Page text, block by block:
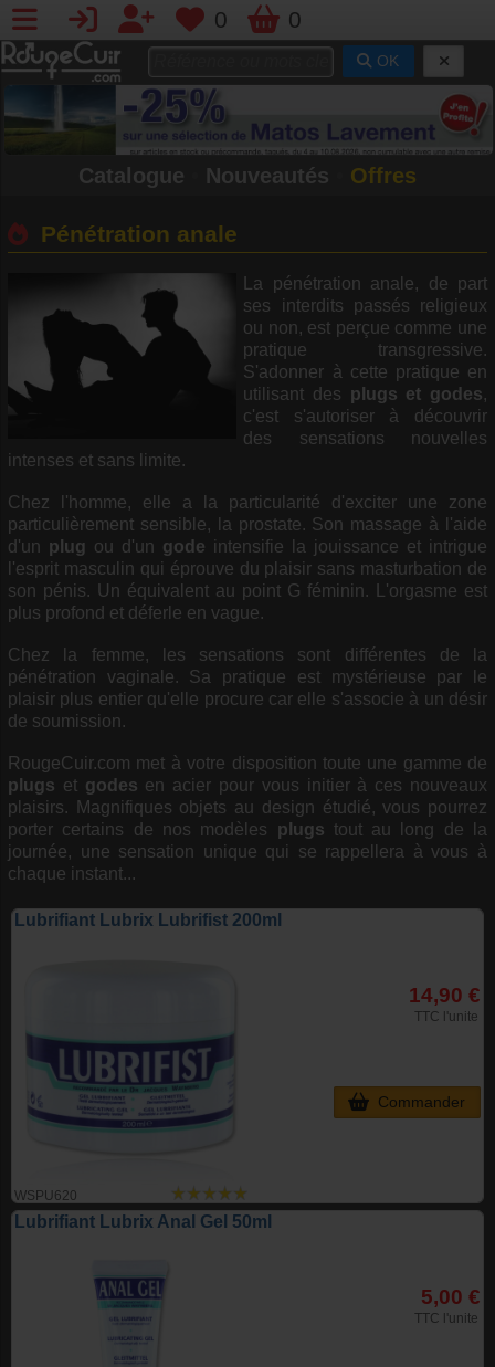
0 0
OK
Catalogue Nouveautés Offres
Pénétration anale
La pénétration anale, de part
ses interdits passés religieux
ou non, est perçue comme une
pratique transgressive.
S'adonner à cette pratique en
utilisant des plugs et godes,
c'est s'autoriser à découvrir
des sensations nouvelles
intenses et sans limite.
Chez l'homme, elle a la particularité d'exciter une zone
particulièrement sensible, la prostate. Son massage à l'aide
d'un plug ou d'un gode intensifie la jouissance et intrigue
l'esprit masculin qui éprouve du plaisir sans masturbation de
son pénis. Un équivalent au point G féminin. L'orgasme est
plus profond et déferle en vague.
Chez la femme, les sensations sont différentes de la
pénétration vaginale. Sa pratique est mystérieuse par le
plaisir plus entier qu'elle procure car elle s'associe à un désir
de soumission.
RougeCuir.com met à votre disposition toute une gamme de
plugs et godes en acier pour vous initier à ces nouveaux
plaisirs. Magnifiques objets au design étudié, vous pourrez
porter certains de nos modèles plugs tout au long de la
journée, une sensation unique qui se rappellera à vous à
chaque instant...
Lubrifiant Lubrix Lubrifist 200ml
WSPU620
14,90 €
TTC l'unite
Commander
Lubrifiant Lubrix Anal Gel 50ml
5,00 €
TTC l'unite